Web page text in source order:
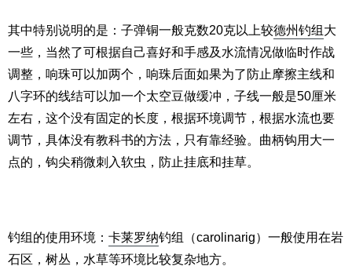
其中特别说明的是：子弹铜一般克数20克以上较德州钓组 大
一些，当然了可根据自己喜好和手感及水流情况做临时作战
调整，响珠可以加两个，响珠后面如果为了防止摩擦主线和
八字环的线结可以加一个太空豆做缓冲，子线一般是50厘米
左右，这个没有固定的长度，根据环境调节，根据水流也要
调节，具体没有教科书的方法，只有靠经验。曲柄钩用大一
点的，钩尖稍微刺入软虫，防止挂底和挂草。
钓组的使用环境： 卡莱罗纳钓组（carolinarig）一般使用在岩
石区，树丛，水草等环境比较复杂地方。